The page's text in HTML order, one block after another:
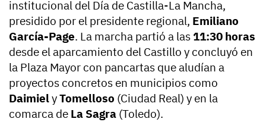
institucional del Día de Castilla-La Mancha,
presidido por el presidente regional, Emiliano
García-Page. La marcha partió a las 11:30 horas
desde el aparcamiento del Castillo y concluyó en
la Plaza Mayor con pancartas que aludían a
proyectos concretos en municipios como
DaimielyTomelloso (Ciudad Real) y en la
comarca de La Sagra (Toledo).